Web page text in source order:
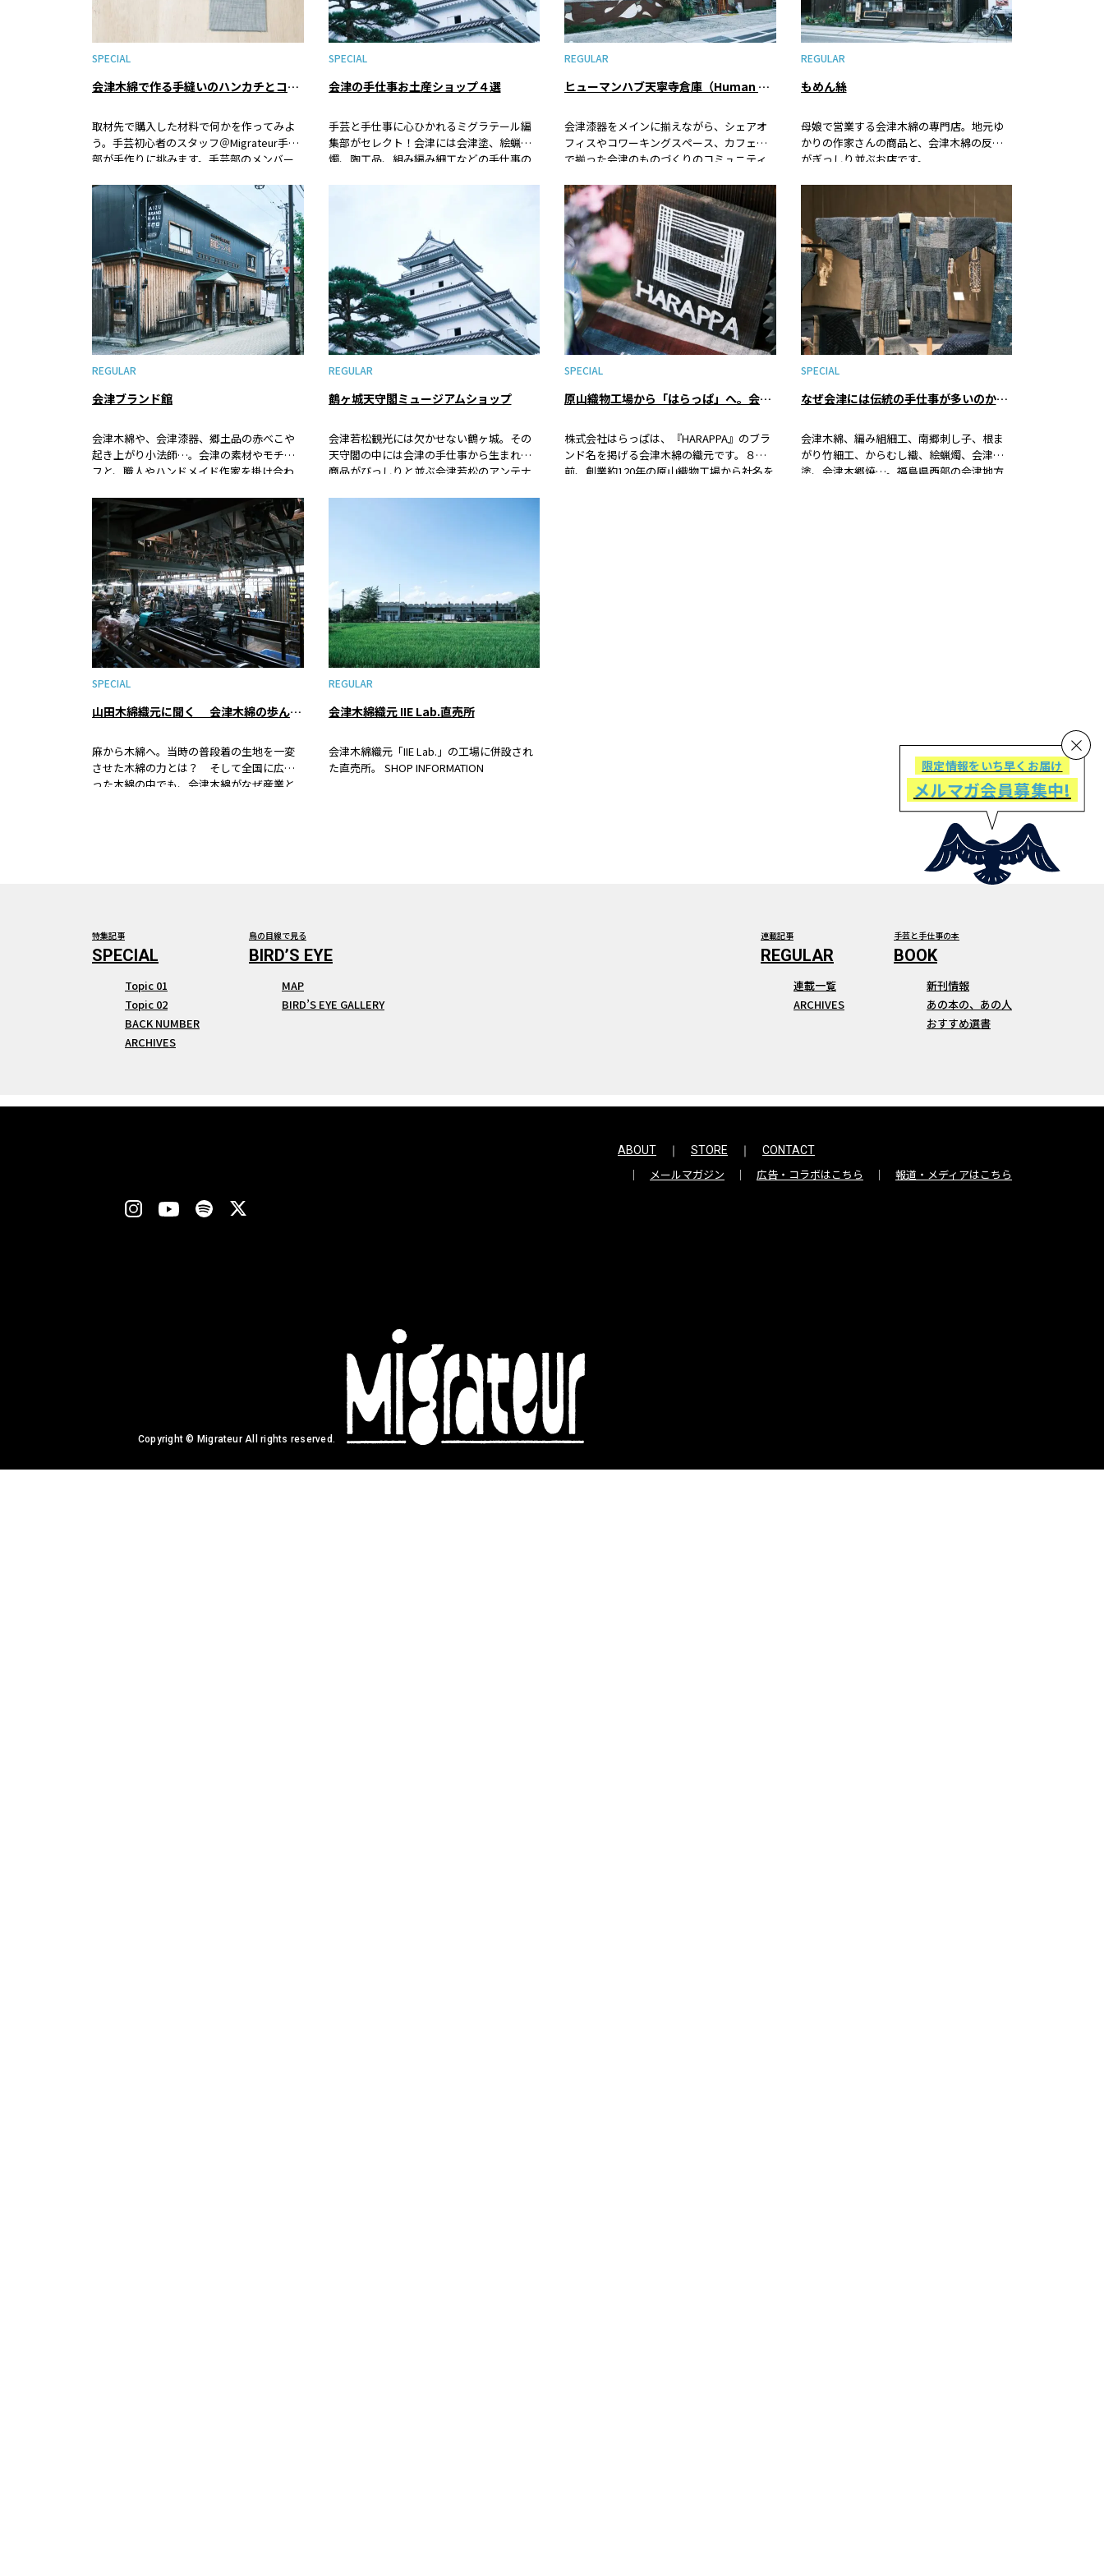
SPECIAL
会津木綿で作る手縫いのハンカチとコースター（準備編）
取材先で購入した材料で何かを作ってみよ
う。手芸初心者のスタッフ＠Migrateur手芸
部が手作りに挑みます。手芸部のメンバー
心者が多いので、完成までこぎ着ければ御
の字。下手でも不得意でも作れなくても大
丈夫、つくることの楽しさと大変さが実感
できる、ものづくりの醍醐味をお届けしま
す。
SPECIAL
会津の手仕事お土産ショップ４選
手芸と手仕事に心ひかれるミグラテール編
集部がセレクト！会津には会津塗、絵蝋
燭、陶工品、組み編み細工などの手仕事の
REGULAR
ヒューマンハブ天寧寺倉庫（Human Hub Tenneiji soko）美工堂ストア
会津漆器をメインに揃えながら、シェアオ
フィスやコワーキングスペース、カフェま
で揃った会津のものづくりのコミュニティ
こです。
REGULAR
もめん絲
母娘で営業する会津木綿の専門店。地元ゆ
かりの作家さんの商品と、会津木綿の反物
がぎっしり並ぶお店です。
REGULAR
会津ブランド館
会津木綿や、会津漆器、郷土品の赤べこや
起き上がり小法師…。会津の素材やモチー
フと、職人やハンドメイド作家を掛け合わ
す。
REGULAR
鶴ヶ城天守閣ミュージアムショップ
会津若松観光には欠かせない鶴ヶ城。その
天守閣の中には会津の手仕事から生まれた
商品がびっしりと並ぶ会津若松のアンテナ
SPECIAL
原山織物工場から「はらっぱ」へ。会津木綿の伝統を未来へ繋ぐ。
株式会社はらっぱは、『HARAPPA』のブラ
ンド名を掲げる会津木綿の織元です。８年
前、創業約120年の原山織物工場から社名を
SPECIAL
なぜ会津には伝統の手仕事が多いのか？ その謎をさぐる
会津木綿、編み組細工、南郷刺し子、根ま
がり竹細工、からむし織、絵蝋燭、会津
塗、会津本郷焼…。福島県西部の会津地方
SPECIAL
山田木綿織元に聞く 会津木綿の歩んだ歴史と代えがたいその魅力とは
麻から木綿へ。当時の普段着の生地を一変
させた木綿の力とは？ そして全国に広ま
った木綿の中でも、会津木綿がなぜ産業と
REGULAR
会津木綿織元 IIE Lab.直売所
会津木綿織元「IIE Lab.」の工場に併設され
た直売所。 SHOP INFORMATION
限定情報をいち早くお届け
メルマガ会員募集中!
特集記事
Topic 01
Topic 02
BACK NUMBER
ARCHIVES
鳥の目線で見る
MAP
BIRD’S EYE GALLERY
連載記事
連載一覧
ARCHIVES
手芸と手仕事の本
新刊情報
あの本の、あの人
おすすめ選書
ABOUT STORE CONTACT
メールマガジン 広告・コラボはこちら 報道・メディアはこちら
Copyright © Migrateur All rights reserved.